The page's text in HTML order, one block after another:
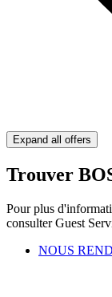
Expand all offers
Trouver
Pour plus
consulter Guest
NOUS